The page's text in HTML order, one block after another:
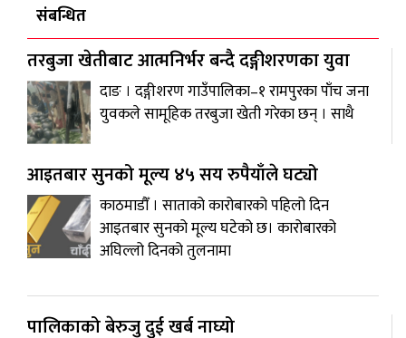
संबन्धित
तरबुजा खेतीबाट आत्मनिर्भर बन्दै दङ्गीशरणका युवा
दाङ । दङ्गीशरण गाउँपालिका–१ रामपुरका पाँच जना
युवकले सामूहिक तरबुजा खेती गरेका छन् । साथै
आइतबार सुनको मूल्य ४५ सय रुपैयाँले घट्यो
काठमाडौँ । साताको कारोबारको पहिलो दिन
आइतबार सुनको मूल्य घटेको छ। कारोबारको
अघिल्लो दिनको तुलनामा
पालिकाको बेरुजु दुई खर्ब नाघ्यो